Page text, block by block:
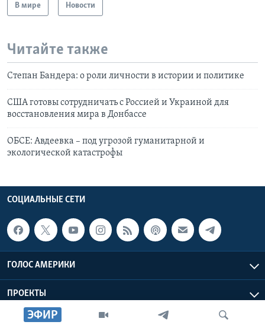
ЭФИР
В мире Новости
Читайте также
Степан Бандера: о роли личности в истории и политике
США готовы сотрудничать с Россией и Украиной для
восстановления мира в Донбассе
ОБСЕ: Авдеевка – под угрозой гуманитарной и
экологической катастрофы
СОЦИАЛЬНЫЕ СЕТИ
ГОЛОС АМЕРИКИ
ПРОЕКТЫ